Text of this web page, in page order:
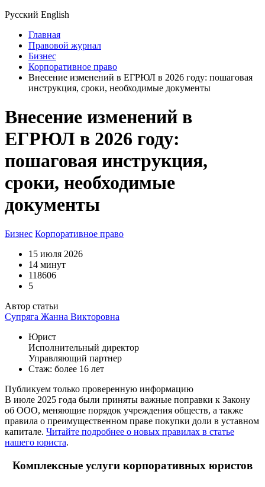
Русский English
Главная
Правовой журнал
Бизнес
Корпоративное право
Внесение изменений в ЕГРЮЛ в 2026 году: пошаговая
инструкция, сроки, необходимые документы
Внесение изменений в
ЕГРЮЛ в 2026 году:
пошаговая инструкция,
сроки, необходимые
документы
Бизнес Корпоративное право
15 июля 2026
14 минут
118606
5
Автор статьи
Супряга Жанна Викторовна
Юрист
Исполнительный директор
Управляющий партнер
Стаж: более 16 лет
Публикуем только проверенную информацию
В июле 2025 года были приняты важные поправки к Закону
об ООО, меняющие порядок учреждения обществ, а также
правила о преимущественном праве покупки доли в уставном
капитале. Читайте подробнее о новых правилах в статье
нашего юриста.
Комплексные услуги корпоративных юристов